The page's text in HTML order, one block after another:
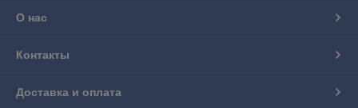
О нас
Контакты
Доставка и оплата